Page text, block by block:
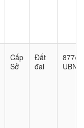
Cấp
Sở
Đất
đai
877/
UBND